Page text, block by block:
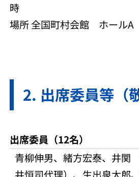
時
場所 全国町村会館 ホールA
出席委員等（
出席委員（12名）
青柳伸男、緒方宏泰、井
井恒司代理）、生出泉太郎